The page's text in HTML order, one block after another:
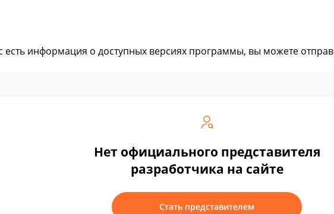
есть информация о доступных версиях программы, вы можете
Нет официального представителя
разработчика на сайте
Стать представителем